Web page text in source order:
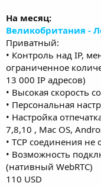
На месяц:
Великобритания -
Приватный:
• Контроль над IP,
ограниченное
13 000 IP адресов)
• Высокая скорость
• Персональная
• Настройка
7,8,10 , Mac OS,
• TCP соединения
• Возможность
(нативный WebRTC)
110 USD